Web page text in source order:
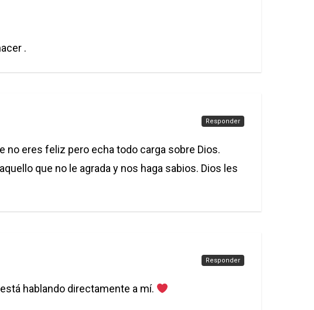
.
no eres feliz pero echa todo carga sobre Dios.
que no le agrada y nos haga sabios. Dios les
Responder
hablando directamente a mí.
Responder